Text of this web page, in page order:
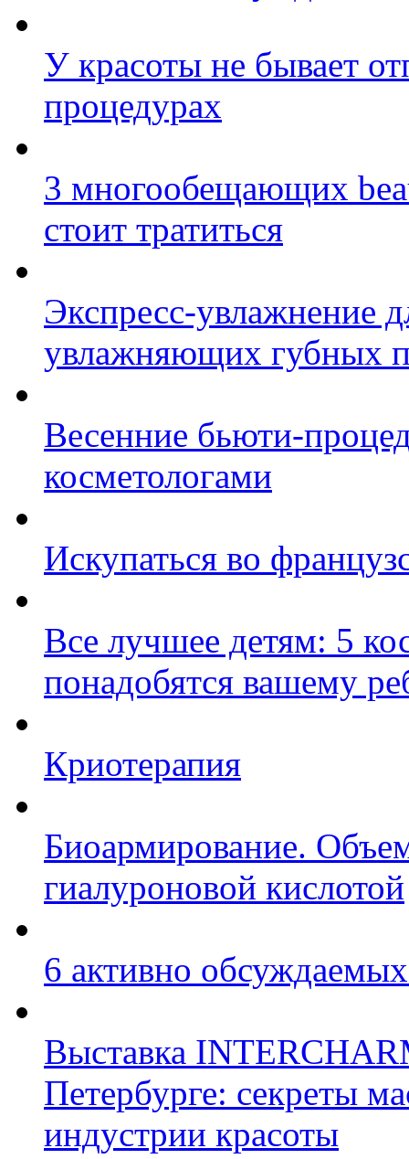
У красоты не бывает
процедурах
3 многообещающих
стоит тратиться
Экспресс-увлажнение
увлажняющих губных
Весенние бьюти-
косметологами
Искупаться во
Все лучшее детям: 5
понадобятся вашему
Криотерапия
Биоармирование.
гиалуроновой кислотой
6 активно
Выставка
Петербурге: секреты
индустрии красоты